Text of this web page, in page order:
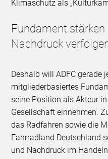
Klimaschutz als
Fundament
Nachdruck
Deshalb will ADFC gerade
mitgliederbasiertes
seine Position als Akteur
Gesellschaft einnehmen.
das Radfahren sowie die
Fahrradland Deutschland
und Nachdruck im